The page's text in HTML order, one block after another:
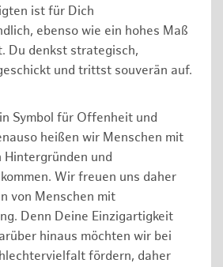
ist für Dich
ebenso wie ein hohes Maß
Du denkst strategisch,
und trittst souverän auf.
Symbol für Offenheit und
heißen wir Menschen mit
und
Wir freuen uns daher
von Menschen mit
Denn Deine Einzigartigkeit
hinaus möchten wir bei
fördern, daher